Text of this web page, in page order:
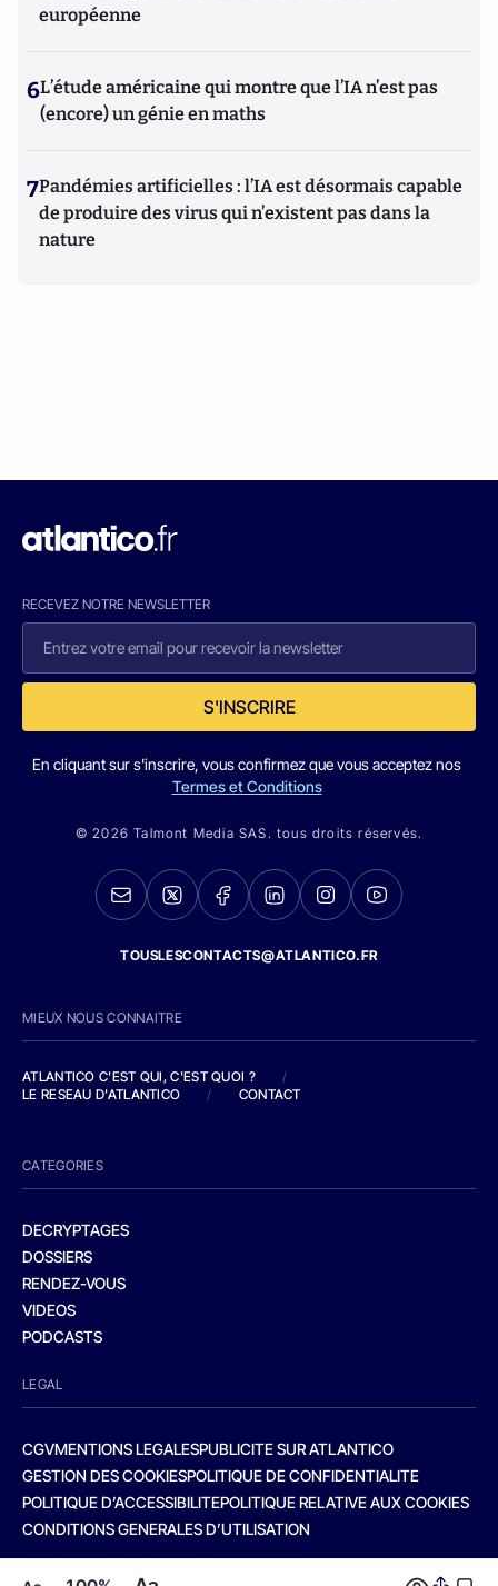
européenne
6L’étude américaine qui montre que l’IA n’est pas
(encore) un génie en maths
7Pandémies artificielles : l’IA est désormais capable
de produire des virus qui n’existent pas dans la
nature
RECEVEZ NOTRE NEWSLETTER
S'INSCRIRE
En cliquant sur s'inscrire, vous confirmez que vous acceptez nos
Termes et Conditions
© 2026 Talmont Media SAS. tous droits réservés.
TOUSLESCONTACTS@ATLANTICO.FR
MIEUX NOUS CONNAITRE
ATLANTICO C'EST QUI, C'EST QUOI ?
/
LE RESEAU D'ATLANTICO
/ CONTACT
CATEGORIES
DECRYPTAGES
DOSSIERS
RENDEZ-VOUS
VIDEOS
PODCASTS
LEGAL
CGVMENTIONS LEGALESPUBLICITE SUR ATLANTICO
GESTION DES COOKIESPOLITIQUE DE CONFIDENTIALITE
POLITIQUE D’ACCESSIBILITEPOLITIQUE RELATIVE AUX COOKIES
CONDITIONS GENERALES D’UTILISATION